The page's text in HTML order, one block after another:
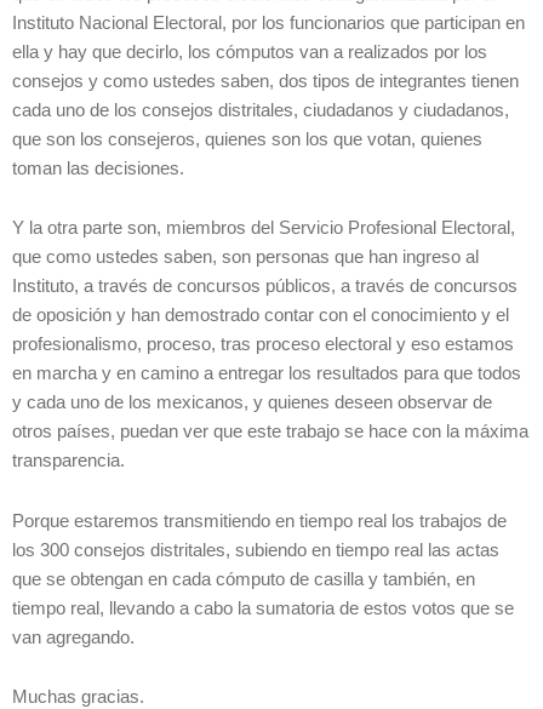
Instituto Nacional Electoral, por los funcionarios que participan en
ella y hay que decirlo, los cómputos van a realizados por los
consejos y como ustedes saben, dos tipos de integrantes tienen
cada uno de los consejos distritales, ciudadanos y ciudadanos,
que son los consejeros, quienes son los que votan, quienes
toman las decisiones.
Y la otra parte son, miembros del Servicio Profesional Electoral,
que como ustedes saben, son personas que han ingreso al
Instituto, a través de concursos públicos, a través de concursos
de oposición y han demostrado contar con el conocimiento y el
profesionalismo, proceso, tras proceso electoral y eso estamos
en marcha y en camino a entregar los resultados para que todos
y cada uno de los mexicanos, y quienes deseen observar de
otros países, puedan ver que este trabajo se hace con la máxima
transparencia.
Porque estaremos transmitiendo en tiempo real los trabajos de
los 300 consejos distritales, subiendo en tiempo real las actas
que se obtengan en cada cómputo de casilla y también, en
tiempo real, llevando a cabo la sumatoria de estos votos que se
van agregando.
Muchas gracias.